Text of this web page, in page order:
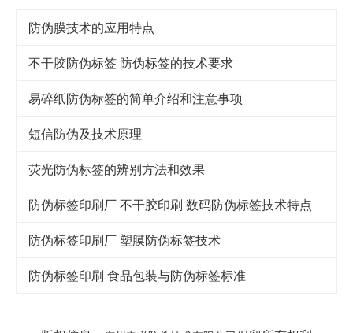
防伪膜技术的应用特点
不干胶防伪标签 防伪标签的技术要求
易碎纸防伪标签的简单介绍和注意事项
短信防伪及技术原理
荧光防伪标签的辨别方法和效果
防伪标签印刷厂 不干胶印刷 数码防伪标签技术特点
防伪标签印刷厂 塑膜防伪标签技术
防伪标签印刷 食品包装与防伪标签标准